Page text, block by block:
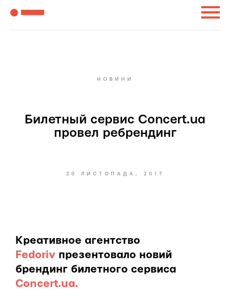
НОВИНИ
Билетный сервис Concert.ua
провел ребрендинг
20 ЛИСТОПАДА, 2017
Креативное агентство
Fedoriv презентовало новий
брендинг билетного сервиса
Concert.ua.